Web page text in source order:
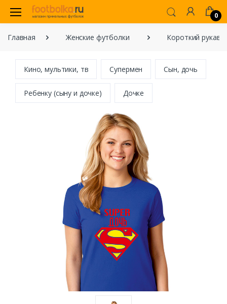
0
Главная Женские футболки Короткий рукав
Кино, мультики, тв Супермен Сын, дочь
Ребенку (сыну и дочке) Дочке